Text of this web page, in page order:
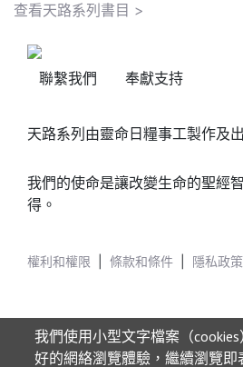
查看天路系列書目 >
聯繫我們 奉獻支持
天路系列由靈命日糧事工製作及
我們的使命是讓改變生命的聖經
得。
權利和權限 條款和條件 隱私政策
我們使用小型文字檔案（
好的網絡瀏覽體驗，繼續瀏覽即